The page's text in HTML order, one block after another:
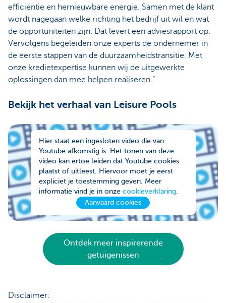
efficiëntie en hernieuwbare energie. Samen met de klant
wordt nagegaan welke richting het bedrijf uit wil en wat
de opportuniteiten zijn. Dat levert een adviesrapport op.
Vervolgens begeleiden onze experts de ondernemer in
de eerste stappen van de duurzaamheidstransitie. Met
onze kredietexpertise kunnen wij de uitgewerkte
oplossingen dan mee helpen realiseren.”
Bekijk het verhaal van Leisure Pools
Hier staat een ingesloten video die van
Youtube afkomstig is. Het tonen van deze
video kan ertoe leiden dat Youtube cookies
plaatst of uitleest. Hiervoor moet je eerst
expliciet je toestemming geven. Meer
informatie vind je in onze cookieverklaring.
Aanvaard cookies
Ontdek meer inspirerende
getuigenissen
Disclaimer: